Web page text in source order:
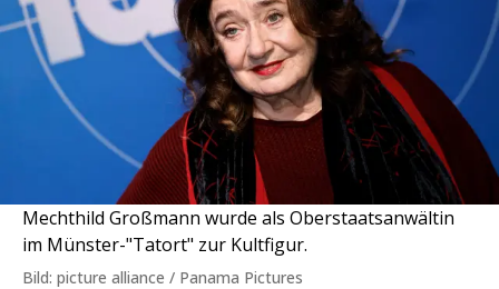
Mechthild Großmann wurde als Oberstaatsanwältin
im Münster-"Tatort" zur Kultfigur.
Bild: picture alliance / Panama Pictures